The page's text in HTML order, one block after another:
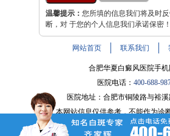
温馨提示： 您所填的信息我们将及时
断，对 于您的个人信息我们承诺保密
网站首页 联系我们
合肥华夏白癜风医院手
医院电话： 400-688-
医院地址：合肥市铜陵路与裕溪
注：本网站信息仅供参考，不能作为诊
药物或进行治疗时请遵医嘱。如有转载